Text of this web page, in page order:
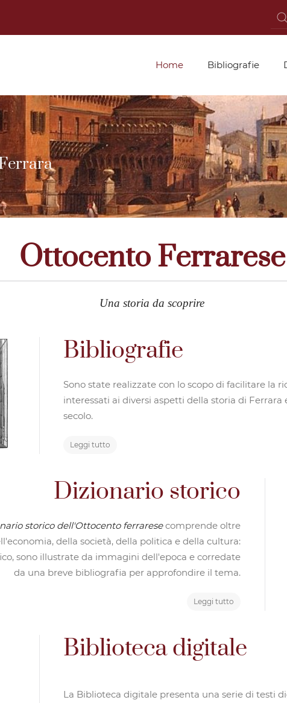
Home Bibliografie
Ottocento Ferrarese
Una storia da scoprire
Bibliografie
Sono state realizzate con lo scopo di facilitare la
interessati ai diversi aspetti della storia di
secolo.
Leggi tutto
Dizionario storico
storico dell'Ottocento ferraresecomprende oltre
della società, della politica e della cultura:
sono illustrate da immagini dell'epoca e corredate
da una breve bibliografia per approfondire il tema.
Leggi tutto
Biblioteca digitale
La Biblioteca digitale presenta una serie di testi